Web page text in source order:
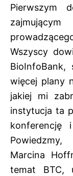
Pierwszym
Wszyscy
więcej plany
jakiej mi
instytucja ta
konferencję
Marcina
temat BTC,